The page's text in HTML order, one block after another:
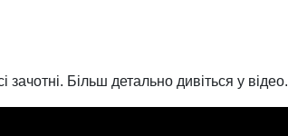
Більш детально дивіться у відео.